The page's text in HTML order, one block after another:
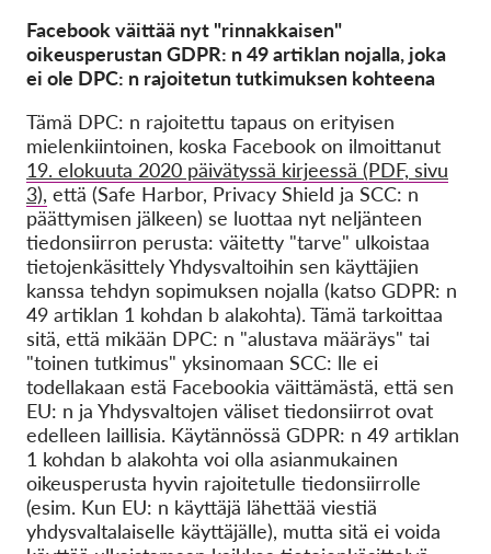
Facebook väittää nyt "rinnakkaisen"
oikeusperustan GDPR: n 49 artiklan nojalla, joka
ei ole DPC: n rajoitetun tutkimuksen kohteena
Tämä DPC: n rajoitettu tapaus on erityisen
mielenkiintoinen, koska Facebook on ilmoittanut
19. elokuuta 2020 päivätyssä kirjeessä (PDF, sivu
3), että (Safe Harbor, Privacy Shield ja SCC: n
päättymisen jälkeen) se luottaa nyt neljänteen
tiedonsiirron perusta: väitetty "tarve" ulkoistaa
tietojenkäsittely Yhdysvaltoihin sen käyttäjien
kanssa tehdyn sopimuksen nojalla (katso GDPR: n
49 artiklan 1 kohdan b alakohta). Tämä tarkoittaa
sitä, että mikään DPC: n "alustava määräys" tai
"toinen tutkimus" yksinomaan SCC: lle ei
todellakaan estä Facebookia väittämästä, että sen
EU: n ja Yhdysvaltojen väliset tiedonsiirrot ovat
edelleen laillisia. Käytännössä GDPR: n 49 artiklan
1 kohdan b alakohta voi olla asianmukainen
oikeusperusta hyvin rajoitetulle tiedonsiirrolle
(esim. Kun EU: n käyttäjä lähettää viestiä
yhdysvaltalaiselle käyttäjälle), mutta sitä ei voida